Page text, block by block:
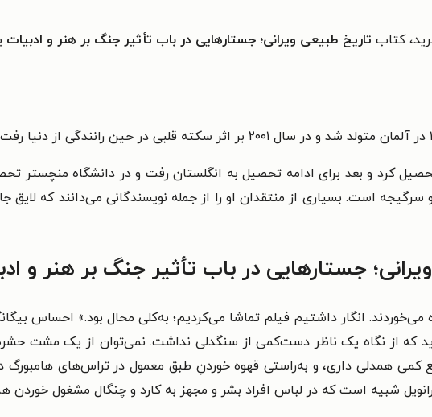
کتاب تاریخ طبیعی ویرانی؛ جستارهایی در باب تأثیر جنگ بر هنر و ادبیات
کرد و بعد برای ادامه تحصیل به انگلستان رفت و در دانشگاه منچستر
سرگیجه است. بسیاری از منتقدان او را از جمله نویسندگانی می‌دانند که لایق
جستارهایی در باب تأثیر جنگ بر هنر و
انگار داشتیم فیلم تماشا می‌کردیم؛ به‌کلی محال بود.» احساس
که از نگاه یک ناظر دست‌کمی از سنگدلی نداشت. نمی‌توان از یک مشت حشره
شبیه است که در لباس افراد بشر و مجهز به کارد و چنگال مشغول